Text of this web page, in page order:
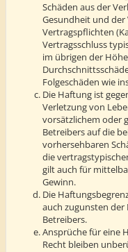
Schäden aus der
Gesundheit und
Vertragspflichten
Vertragsschluss
im übrigen der
Folgeschäden wie
Die Haftung ist
Verletzung von
vorsätzlichem oder
Betreibers auf die
vorhersehbaren
die
gilt auch für
Gewinn.
Die
auch zugunsten
Betreibers.
Ansprüche für eine
Recht bleiben